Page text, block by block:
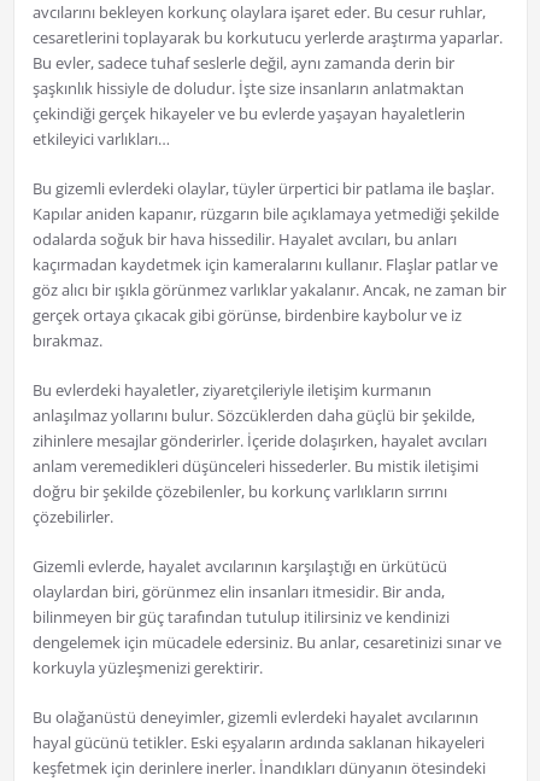
avcılarını bekleyen korkunç olaylara işaret eder. Bu cesur ruhlar,
cesaretlerini toplayarak bu korkutucu yerlerde araştırma yaparlar.
Bu evler, sadece tuhaf seslerle değil, aynı zamanda derin bir
şaşkınlık hissiyle de doludur. İşte size insanların anlatmaktan
çekindiği gerçek hikayeler ve bu evlerde yaşayan hayaletlerin
etkileyici varlıkları…
Bu gizemli evlerdeki olaylar, tüyler ürpertici bir patlama ile başlar.
Kapılar aniden kapanır, rüzgarın bile açıklamaya yetmediği şekilde
odalarda soğuk bir hava hissedilir. Hayalet avcıları, bu anları
kaçırmadan kaydetmek için kameralarını kullanır. Flaşlar patlar ve
göz alıcı bir ışıkla görünmez varlıklar yakalanır. Ancak, ne zaman bir
gerçek ortaya çıkacak gibi görünse, birdenbire kaybolur ve iz
bırakmaz.
Bu evlerdeki hayaletler, ziyaretçileriyle iletişim kurmanın
anlaşılmaz yollarını bulur. Sözcüklerden daha güçlü bir şekilde,
zihinlere mesajlar gönderirler. İçeride dolaşırken, hayalet avcıları
anlam veremedikleri düşünceleri hissederler. Bu mistik iletişimi
doğru bir şekilde çözebilenler, bu korkunç varlıkların sırrını
çözebilirler.
Gizemli evlerde, hayalet avcılarının karşılaştığı en ürkütücü
olaylardan biri, görünmez elin insanları itmesidir. Bir anda,
bilinmeyen bir güç tarafından tutulup itilirsiniz ve kendinizi
dengelemek için mücadele edersiniz. Bu anlar, cesaretinizi sınar ve
korkuyla yüzleşmenizi gerektirir.
Bu olağanüstü deneyimler, gizemli evlerdeki hayalet avcılarının
hayal gücünü tetikler. Eski eşyaların ardında saklanan hikayeleri
keşfetmek için derinlere inerler. İnandıkları dünyanın ötesindeki